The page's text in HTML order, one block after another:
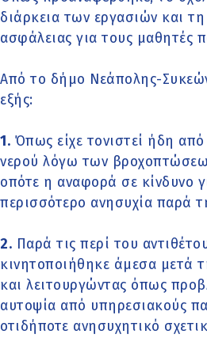
διάρκεια των εργασιών και
ασφάλειας για τους μαθητές
Από το δήμο Νεάπολης-
εξής:
1. Όπως είχε τονιστεί ήδη
νερού λόγω των
οπότε η αναφορά σε κίνδυνο
περισσότερο ανησυχία παρά
2. Παρά τις περί του
κινητοποιήθηκε άμεσα μετά
και λειτουργώντας όπως
αυτοψία από υπηρεσιακούς
οτιδήποτε ανησυχητικό